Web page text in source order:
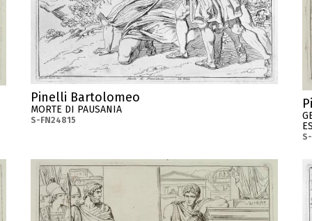
Pinelli Bartolomeo
MORTE DI PAUSANIA
S-FN24815